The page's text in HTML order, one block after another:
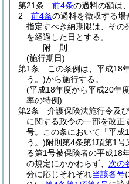
第21条
前4条の過料の額は
2
前4条の過料を徴収する場
指定すべき納期限は、その
を経過した日とする。
附 則
(施行期日)
第1条
この条例は、平成18
う。)から施行する。
(平成18年度から平成20年
率の特例)
第2条
介護保険法施行令及
に関する政令の一部を改正
号。この条において「平成
う。)附則第4条第1項第1
る第1号被保険者の平成18
の規定にかかわらず、 次の
分に応じそれぞれ当該各号